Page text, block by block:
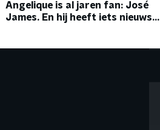
Angelique is al jaren fan: José
James. En hij heeft iets nieuws...